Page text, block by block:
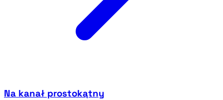
Na kanał prostokątny